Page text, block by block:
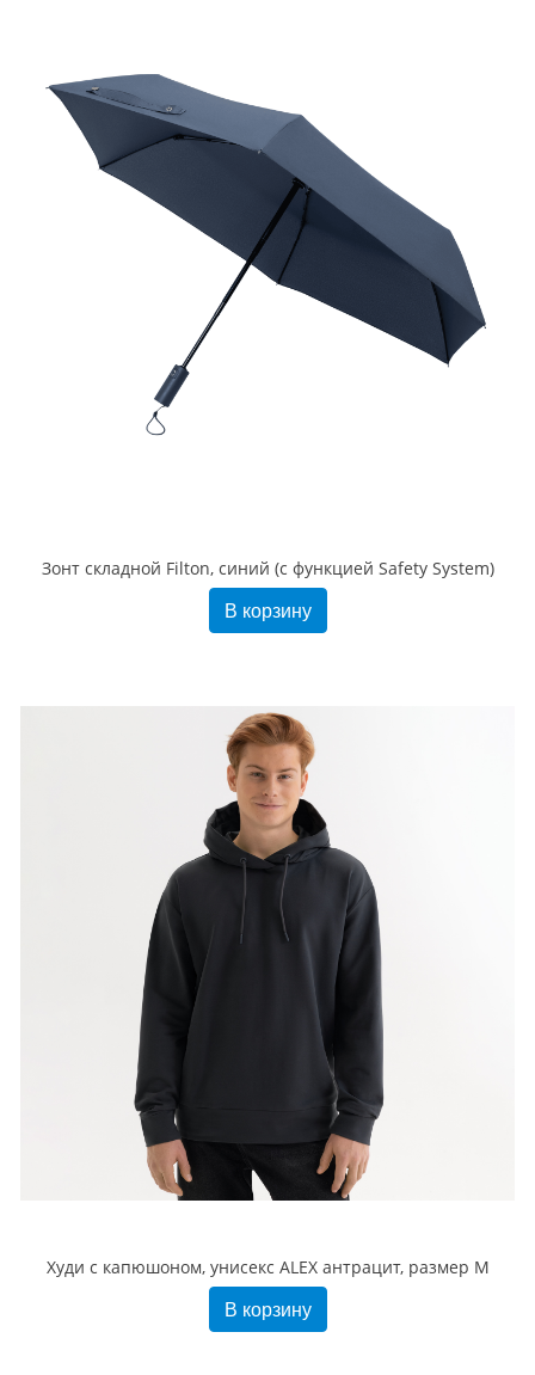
Зонт складной Filton, синий (с функцией Safety System)
В корзину
Худи с капюшоном, унисекс ALEX антрацит, размер M
В корзину